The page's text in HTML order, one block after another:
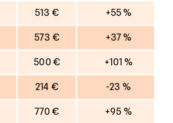
513 € +55 %
573 € +37 %
500 € +101 %
214 € -23 %
770 € +95 %